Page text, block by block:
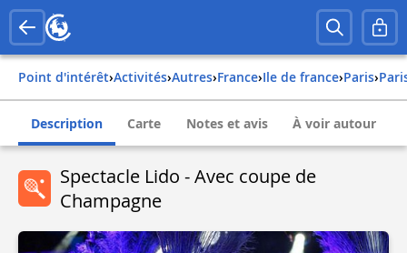
Point d'intérêt› Activités› Autres› france› ile de france› paris›
Description Carte Notes et avis À voir autour
Spectacle Lido - Avec coupe de
Champagne